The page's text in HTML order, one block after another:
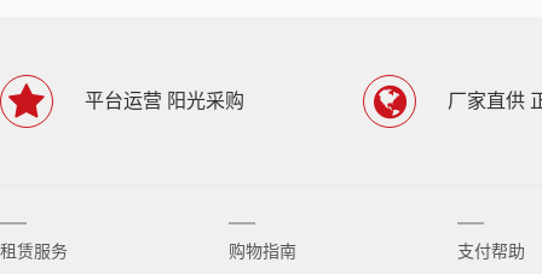
平台运营 阳光采购 厂家直供
租赁服务 购物指南 支付帮助